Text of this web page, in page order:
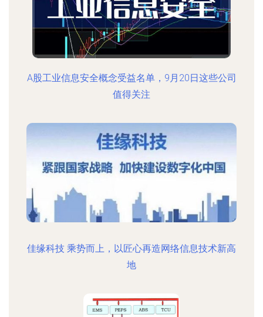
A股工业信息安全概念受益名单，9月20日这些公司
值得关注
佳缘科技 乘势而上，以匠心再造网络信息技术新高
地